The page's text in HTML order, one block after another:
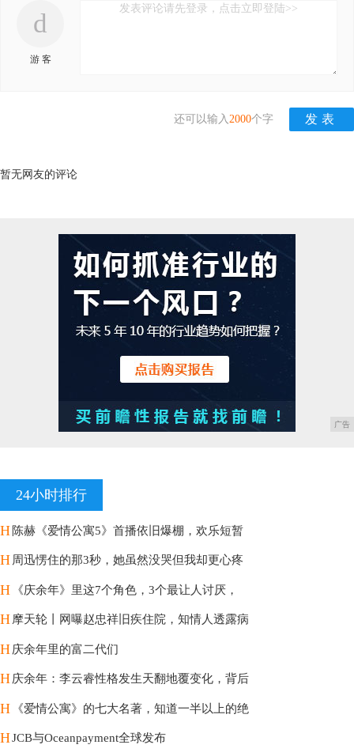
d
游 客
发表评论请先登录，点击立即登陆>>
还可以输入 2000个字
暂无网友的评论
广告
24小时排行
H陈赫《爱情公寓5》首播依旧爆棚，欢乐短暂
H 周迅愣住的那3秒，她虽然没哭但我却更心疼
H 《庆余年》里这7个角色，3个最让人讨厌，
H 摩天轮丨网曝赵忠祥旧疾住院，知情人透露病
H庆余年里的富二代们
H庆余年：李云睿性格发生天翻地覆变化，背后
H 《爱情公寓》的七大名著，知道一半以上的绝
HJCB与Oceanpayment全球发布